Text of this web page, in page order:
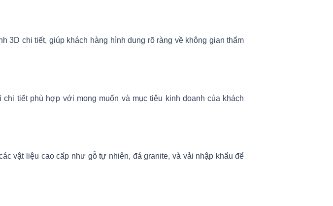
3D chi tiết, giúp khách hàng hình dung rõ ràng về không gian thẩm
tiết phù hợp với mong muốn và mục tiêu kinh doanh của khách
vật liệu cao cấp như gỗ tự nhiên, đá granite, và vải nhập khẩu để